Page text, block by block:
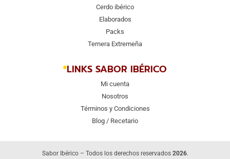
Cerdo ibérico
Elaborados
Packs
Ternera Extremeña
LINKS SABOR IBÉRICO
Mi cuenta
Nosotros
Términos y Condiciones
Blog / Recetario
Sabor Ibérico – Todos los derechos reservados 2026.